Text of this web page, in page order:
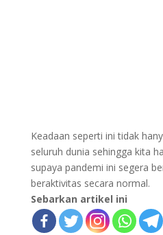
Keadaan seperti ini tidak
seluruh dunia sehingga kita
supaya pandemi ini segera
beraktivitas secara normal.
Sebarkan artikel ini